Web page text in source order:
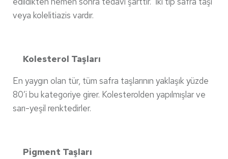
veya kolelitiazis vardır.
Kolesterol Taşları
En yaygın olan tür, tüm safra taşlarının yaklaşık yüzde
80’i bu kategoriye girer. Kolesterolden yapılmışlar ve
sarı-yeşil renktedirler.
Pigment Taşları